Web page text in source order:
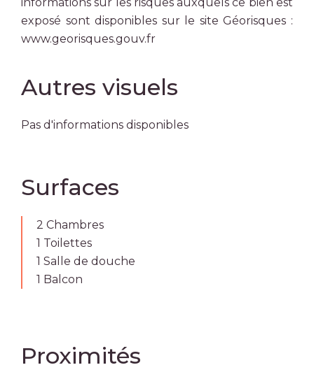
exposé sont disponibles sur le site Géorisques :
www.georisques.gouv.fr
Autres visuels
Pas d'informations disponibles
Surfaces
2 Chambres
1 Toilettes
1 Salle de douche
1 Balcon
Proximités